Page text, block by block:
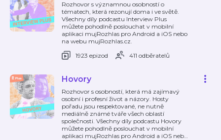
Rozhovor s významnou osobností o
tématech, která rezonují doma i ve světě.
Všechny díly podcastu Interview Plus
můžete pohodlně poslouchat v mobilní
aplikaci mujRozhlas pro Android a iOS nebo
na webu mujRozhlas.cz.
1923 epizod
411 odběratelů
Hovory
Rozhovor s osobností, která má zajímavý
osobní i profesní život a názory. Hosty
pořadu jsou respektované, ne nutně
mediálně známé tváře všech oblastí
společnosti. Všechny díly podcastu Hovory
můžete pohodlně poslouchat v mobilní
aplikaci mujRozhlas pro Android a iOS neb…